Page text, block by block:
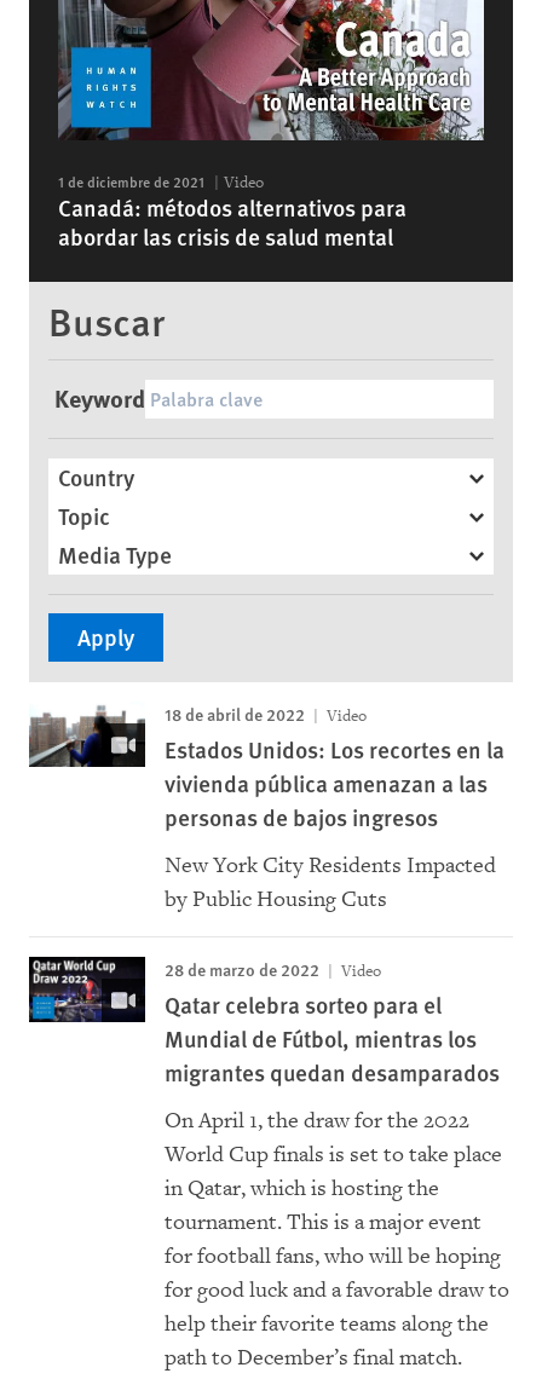
1 de diciembre de 2021 Video
Canadá: métodos alternativos para
abordar las crisis de salud mental
Buscar
Keyword
Country
Topic
Media Type
18 de abril de 2022 Video
Estados Unidos: Los recortes en la
vivienda pública amenazan a las
personas de bajos ingresos
New York City Residents Impacted
by Public Housing Cuts
28 de marzo de 2022 Video
Qatar celebra sorteo para el
Mundial de Fútbol, mientras los
migrantes quedan desamparados
On April 1, the draw for the 2022
World Cup finals is set to take place
in Qatar, which is hosting the
tournament. This is a major event
for football fans, who will be hoping
for good luck and a favorable draw to
help their favorite teams along the
path to December’s final match.